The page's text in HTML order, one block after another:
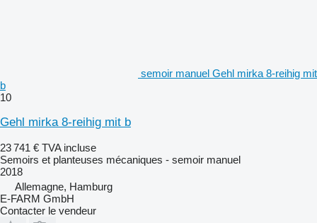
semoir manuel Gehl mirka 8-reihig mit
b
10
Gehl mirka 8-reihig mit b
23 741 € TVA incluse
Semoirs et planteuses mécaniques - semoir manuel
2018
Allemagne, Hamburg
E-FARM GmbH
Contacter le vendeur